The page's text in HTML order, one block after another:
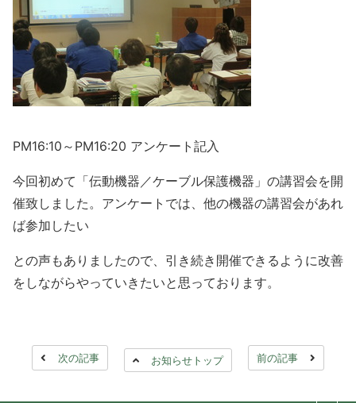
PM16:10～PM16:20 アンケート記入
今回初めて「伝動機器／ケーブル保護機器」の講習会を開
催致しました。アンケートでは、他の機器の講習会があれ
ば参加したい
との声もありましたので、引き続き開催できるように改善
をしながらやっていきたいと思っております。
次の記事 お知らせトップ 前の記事